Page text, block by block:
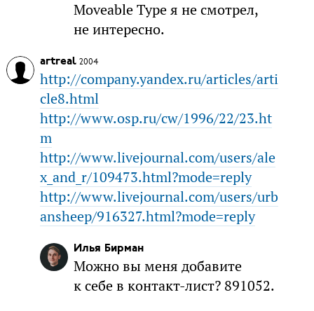
Moveable Type я не смотрел,
не интересно.
artreal 2004
http://company.yandex.ru/articles/arti
cle8.html
http://www.osp.ru/cw/1996/22/23.ht
m
http://www.livejournal.com/users/ale
x_and_r/109473.html?mode=reply
http://www.livejournal.com/users/urb
ansheep/916327.html?mode=reply
Илья Бирман
Можно вы меня добавите
к себе в контакт-лист? 891052.